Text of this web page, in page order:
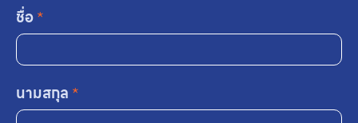
ชื่อ*
นามสกุล *